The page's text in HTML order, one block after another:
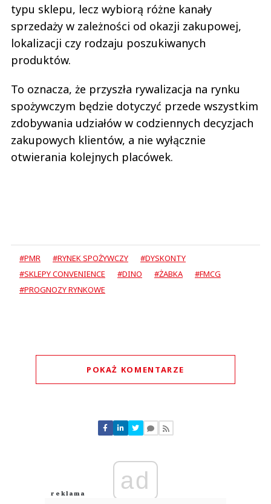
typu sklepu, lecz wybiorą różne kanały
sprzedaży w zależności od okazji zakupowej,
lokalizacji czy rodzaju poszukiwanych
produktów.
To oznacza, że przyszła rywalizacja na rynku
spożywczym będzie dotyczyć przede wszystkim
zdobywania udziałów w codziennych decyzjach
zakupowych klientów, a nie wyłącznie
otwierania kolejnych placówek.
#PMR #RYNEK SPOŻYWCZY
#DYSKONTY
#SKLEPY CONVENIENCE
#DINO #ŻABKA
#FMCG
#PROGNOZY RYNKOWE
POKAŻ KOMENTARZE
Nie znaleziono komentarzy
Zostaw swoje komentarze
Anuluj
ad